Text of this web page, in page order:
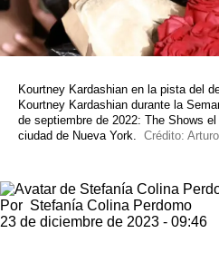
Kourtney Kardashian en la pista del
Kourtney Kardashian durante la
de septiembre de 2022: The Shows
ciudad de Nueva York. Crédito:
Por Stefanía Colina Perdomo
23 de diciembre de 2023 - 09:46